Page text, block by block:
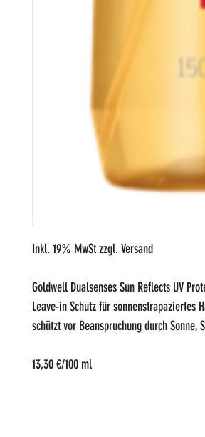
Inkl. 19% MwSt zzgl. Versand
Goldwell Dualsenses Sun Reflects UV
Leave-in Schutz für sonnenstrapaziertes
schützt vor Beanspruchung durch Sonne,
13,30 €/100 ml